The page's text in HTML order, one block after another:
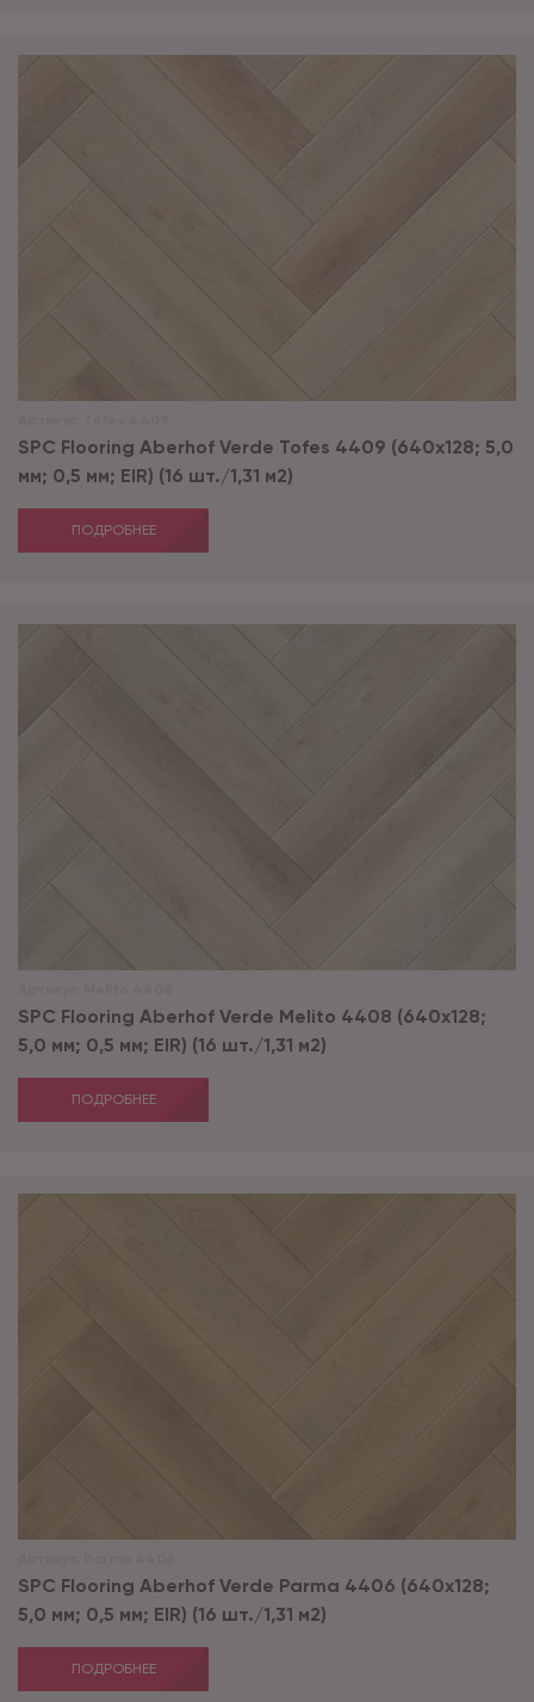
SPC Flooring Aberhof Verde Tofes 4409 (640х128; 5,0
мм; 0,5 мм; EIR) (16 шт./1,31 м2)
ПОДРОБНЕЕ
SPC Flooring Aberhof Verde Melito 4408 (640х128;
5,0 мм; 0,5 мм; EIR) (16 шт./1,31 м2)
ПОДРОБНЕЕ
SPC Flooring Aberhof Verde Parma 4406 (640х128;
5,0 мм; 0,5 мм; EIR) (16 шт./1,31 м2)
ПОДРОБНЕЕ